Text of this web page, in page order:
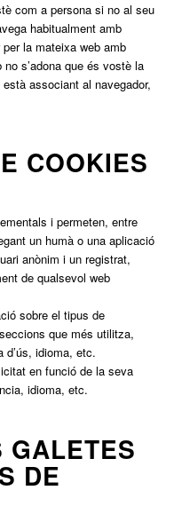
com a persona si no al seu
habitualment amb
la mateixa web amb
s’adona que és vostè la
associant al navegador,
COOKIES
i permeten, entre
un humà o una aplicació
anònim i un registrat,
de qualsevol web
sobre el tipus de
que més utilitza,
d’ús, idioma, etc.
en funció de la seva
idioma, etc.
GALETES
DE